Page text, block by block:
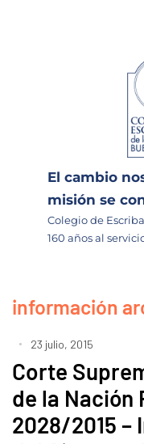
El cambio
misión se
Colegio de
160 años al
información
23 julio, 2015
Corte
de la Nación
2028/2015 –